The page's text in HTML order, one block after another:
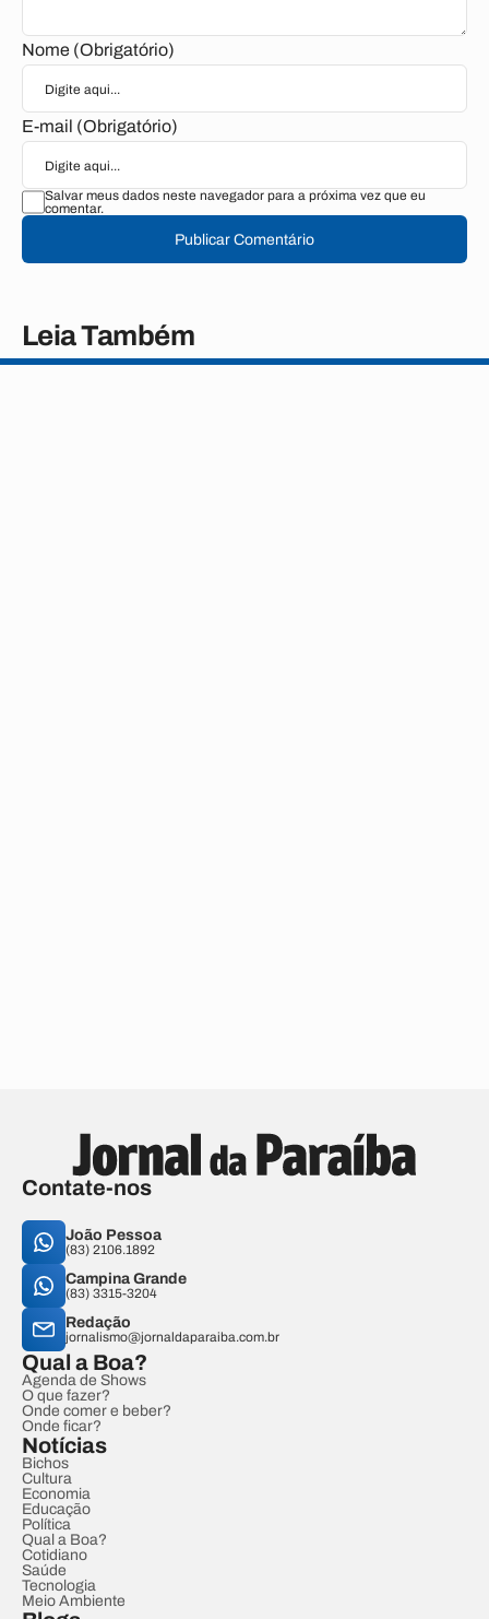
Nome (Obrigatório)
E-mail (Obrigatório)
Salvar meus dados neste navegador para a próxima vez que eu
comentar.
Publicar Comentário
Leia Também
Contate-nos
João Pessoa
(83) 2106.1892
Campina Grande
(83) 3315-3204
Redação
jornalismo@jornaldaparaiba.com.br
Qual a Boa?
Agenda de Shows
O que fazer?
Onde comer e beber?
Onde ficar?
Notícias
Bichos
Cultura
Economia
Educação
Política
Qual a Boa?
Cotidiano
Saúde
Tecnologia
Meio Ambiente